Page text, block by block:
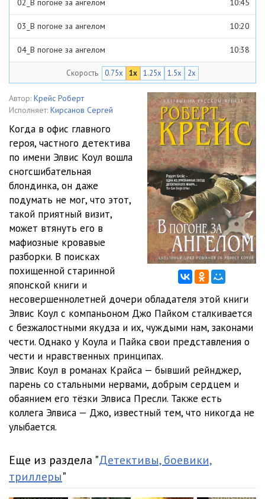
02_В погоне за ангелом 10:45
03_В погоне за ангелом 10:20
04_В погоне за ангелом 10:38
05_В погоне за ангелом
06_В погоне за ангелом 10:26
10:03
08_В погоне за ангелом 11:27
09_В погоне за ангелом 11:26
10_В погоне за ангелом 10:44
11_В погоне за ангелом 10:36
12_В погоне за ангелом 10:09
13_В погоне за ангелом 10:08
14_В погоне за ангелом
15_В погоне за ангелом 11:21
16_В погоне за ангелом 10:03
17_В погоне за ангелом
18_В погоне за ангелом 10:06
19_В погоне за ангелом
20_В погоне за ангелом
22_В погоне за ангелом
Скорость 0.75x 1x 1.25x 1.5x 2x
Автор: Крейс Роберт
Исполняет: Кирсанов Сергей
Когда в офис главного
героя, частного детектива
по имени Элвис Коул вошла
сногсшибательная
блондинка, он даже
подумать не мог, что этот,
такой приятный визит,
может втянуть его в
мафиозные кровавые
разборки. В поисках
похищенной старинной
японской книги и
несовершеннолетней дочери обладателя этой книги
Элвис Коул с компаньоном Джо Пайком сталкивается
с безжалостными якудза и их, чуждыми нам, законами
чести. Однако у Коула и Пайка свои представления о
чести и нравственных принципах.
Элвис Коул в романах Крайса — бывший рейнджер,
парень со стальными нервами, добрым сердцем и
обаянием его тёзки Элвиса Пресли. Также есть
коллега Элвиса — Джо, известный тем, что никогда не
улыбается.
Еще из раздела "Детективы, боевики,
триллеры"